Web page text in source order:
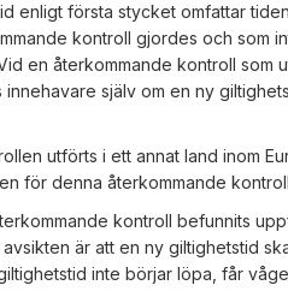
enligt första stycket omfattar
kontroll gjordes och som
en återkommande kontroll som
själv om en ny
utförts i ett annat land inom
för denna återkommande
kontroll befunnits
är att en ny giltighetstid
inte börjar löpa, får